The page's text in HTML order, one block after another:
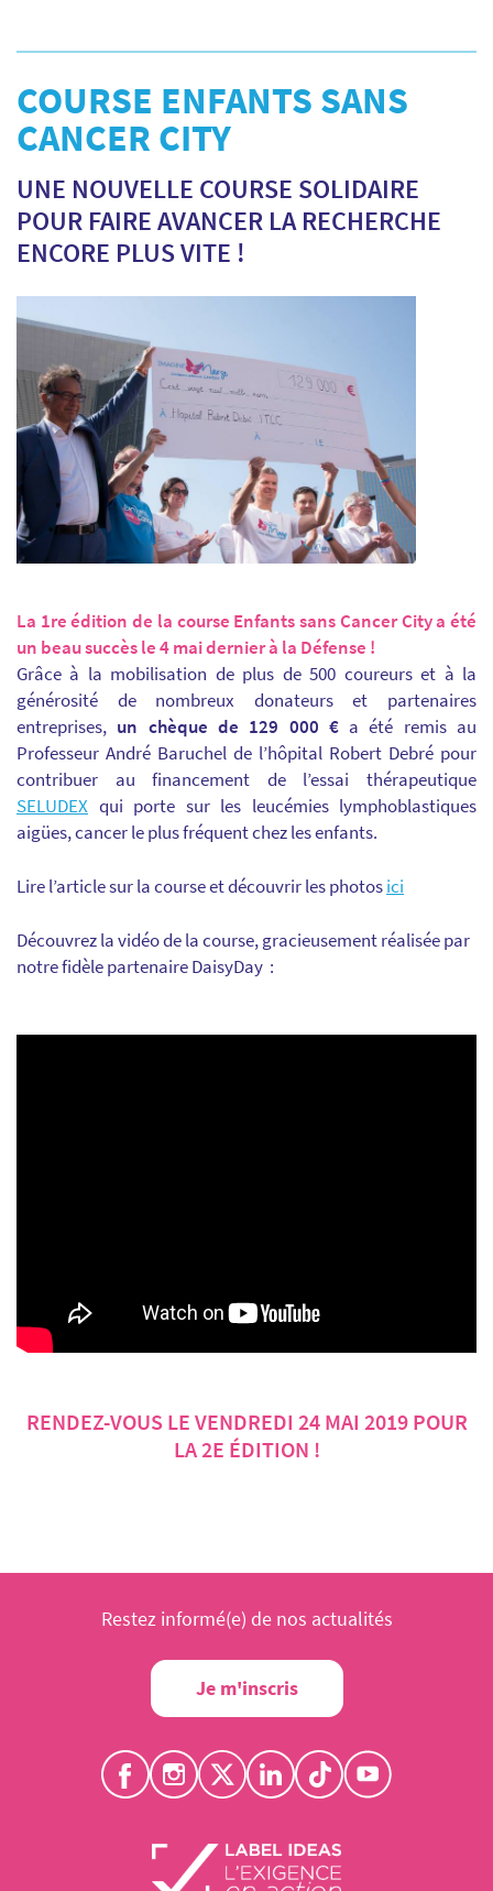
COURSE ENFANTS SANS
CANCER CITY
UNE NOUVELLE COURSE SOLIDAIRE
POUR FAIRE AVANCER LA RECHERCHE
ENCORE PLUS VITE !
La 1re édition de la course Enfants sans Cancer City a été
un beau succès le 4 mai dernier à la Défense !
Grâce à la mobilisation de plus de 500 coureurs et à la
générosité de nombreux donateurs et partenaires
entreprises, un chèque de 129 000 €a été remis au
Professeur André Baruchel de l’hôpital Robert Debré pour
contribuer au financement de l’essai thérapeutique
SELUDEX qui porte sur les leucémies lymphoblastiques
aigües, cancer le plus fréquent chez les enfants.
Lire l’article sur la course et découvrir les photosici
Découvrez la vidéo de la course, gracieusement réalisée par
notre fidèle partenaire DaisyDay :
RENDEZ-VOUS LE VENDREDI 24 MAI 2019 POUR
LA 2E ÉDITION !
Restez informé(e) de nos actualités
Je m'inscris